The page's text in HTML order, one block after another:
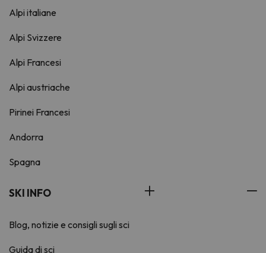
Alpi italiane
Alpi Svizzere
Alpi Francesi
Alpi austriache
Pirinei Francesi
Andorra
Spagna
SKI INFO
Blog, notizie e consigli sugli sci
Guida di sci